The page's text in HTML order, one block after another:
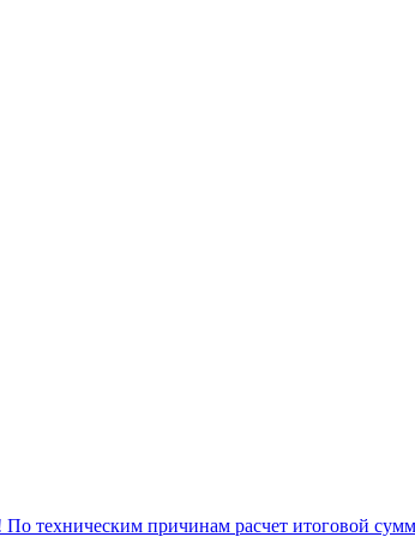
техническим причинам расчет итоговой